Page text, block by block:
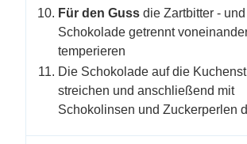
Für den Guss die Zartbitter -
Schokolade getrennt
temperieren
Die Schokolade auf die
streichen und anschließend mit
Schokolinsen und Zuckerperlen